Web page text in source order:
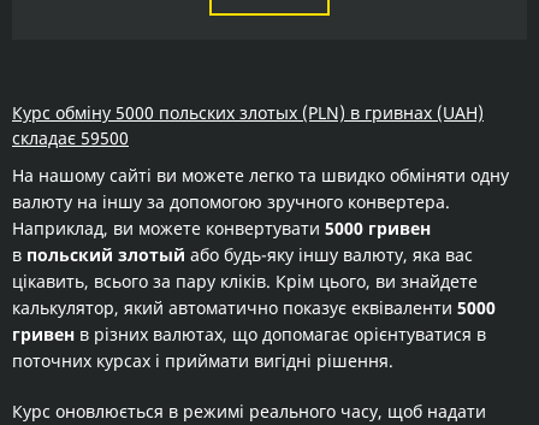
Курс обміну 5000 польских злотых (PLN) в гривнах (UAH)
складає 59500
На нашому сайті ви можете легко та швидко обміняти одну
валюту на іншу за допомогою зручного конвертера.
Наприклад, ви можете конвертувати 5000 гривен
в польский злотый або будь-яку іншу валюту, яка вас
цікавить, всього за пару кліків. Крім цього, ви знайдете
калькулятор, який автоматично показує еквіваленти 5000
гривен в різних валютах, що допомагає орієнтуватися в
поточних курсах і приймати вигідні рішення.
Курс оновлюється в режимі реального часу, щоб надати